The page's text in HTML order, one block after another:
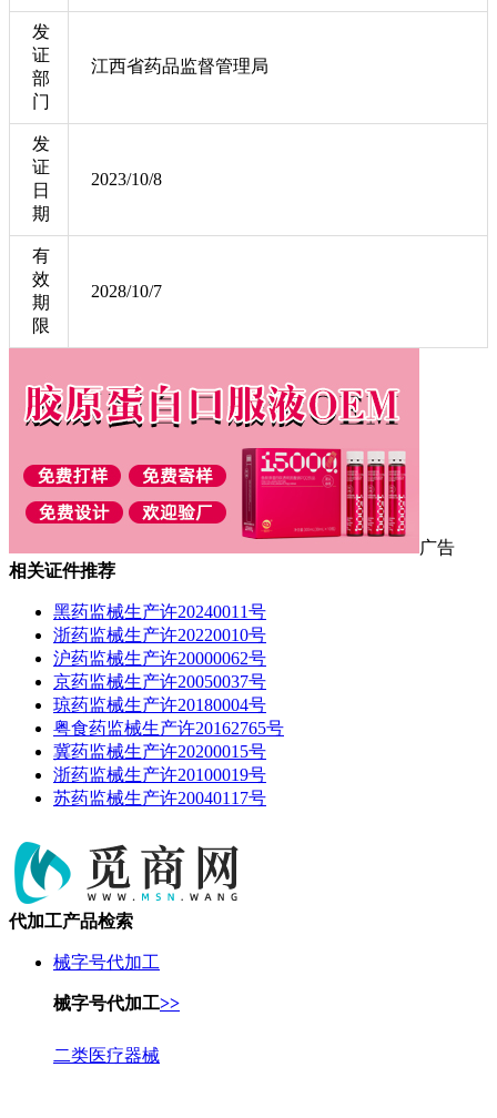
发
证
部
门
江西省药品监督管理局
发
证
日
期
2023/10/8
有
效
期
限
2028/10/7
广告
相关证件推荐
黑药监械生产许20240011号
浙药监械生产许20220010号
沪药监械生产许20000062号
京药监械生产许20050037号
琼药监械生产许20180004号
粤食药监械生产许20162765号
冀药监械生产许20200015号
浙药监械生产许20100019号
苏药监械生产许20040117号
代加工产品检索
械字号代加工
械字号代加工>>
二类医疗器械